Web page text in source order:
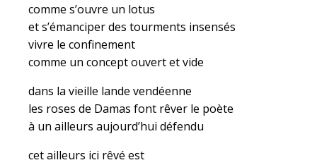
comme s’ouvre un lotus
et s’émanciper des tourments insensés
vivre le confinement
comme un concept ouvert et vide
dans la vieille lande vendéenne
les roses de Damas font rêver le poète
à un ailleurs aujourd’hui défendu
cet ailleurs ici rêvé est